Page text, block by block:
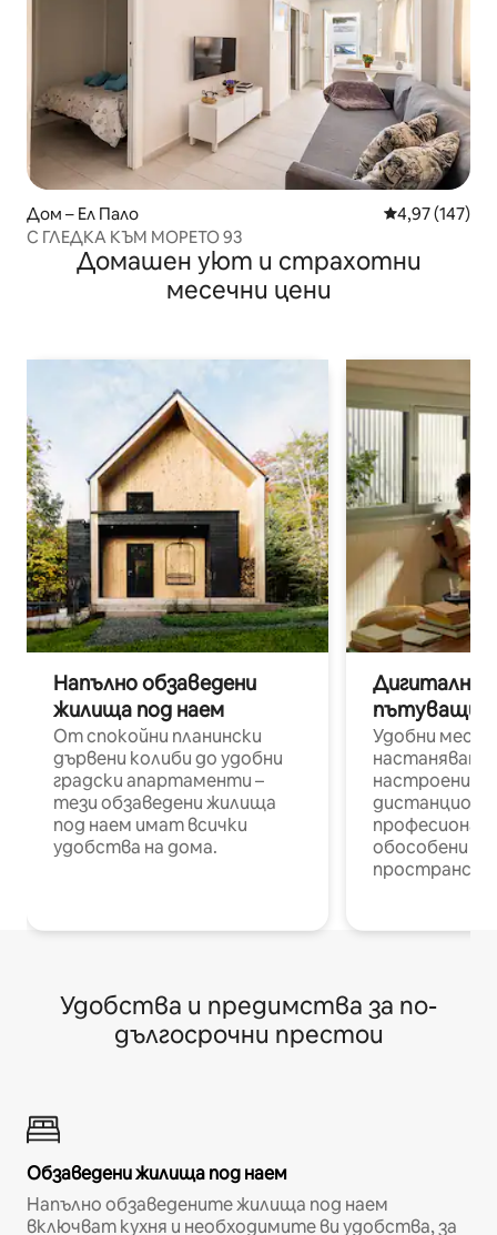
Дом – Ел Пало Средна
4,97 (147)
С ГЛЕДКА КЪМ МОРЕТО 93
Домашен уют и страхотни
месечни цени
Напълно обзаведени
жилища под наем
От спокойни планински
дървени колиби до удобни
градски апартаменти –
тези обзаведени жилища
под наем имат всички
удобства на дома.
Дигитални
пътуващи
Удобни
настаняване
настроени и
обособени
Удобства и предимства за по-
дългосрочни престои
Обзаведени жилища под наем
Напълно обзаведените жилища под наем
включват кухня и необходимите ви удобства, за